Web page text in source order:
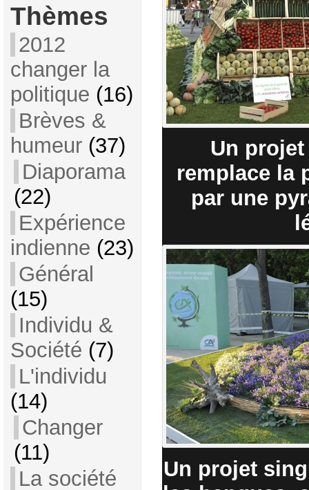
Thèmes
2012
changer la
politique (16)
Brèves &
humeur(37)
Diaporama
(22)
Expérience
indienne (23)
Général
(15)
Individu &
Société (7)
L'individu
(14)
Changer
(11)
La société
Un
remplace la
par une
Un projet